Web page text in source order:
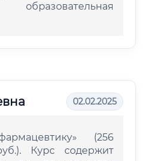
02.02.2025
(256
Курс содержит